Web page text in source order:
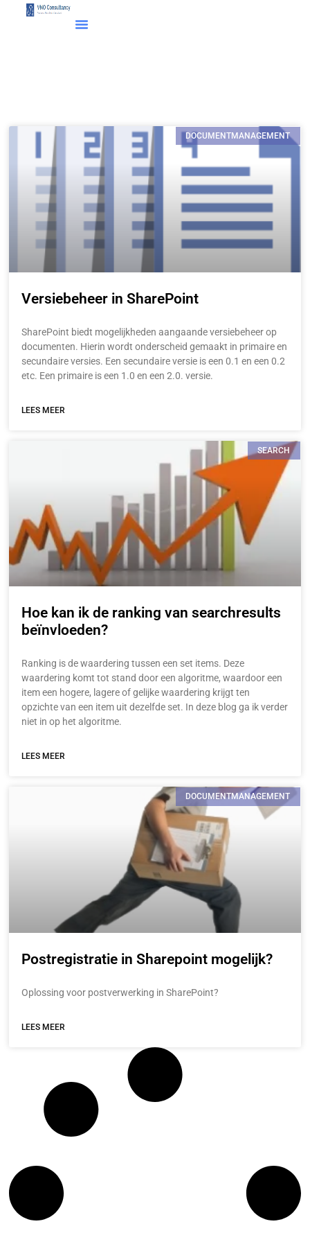
DOCUMENTMANAGEMENT
Versiebeheer in SharePoint
SharePoint biedt mogelijkheden aangaande versiebeheer op
documenten. Hierin wordt onderscheid gemaakt in primaire en
secundaire versies. Een secundaire versie is een 0.1 en een 0.2
etc. Een primaire is een 1.0 en een 2.0. versie.
LEES MEER
SEARCH
Hoe kan ik de ranking van searchresults
beïnvloeden?
Ranking is de waardering tussen een set items. Deze
waardering komt tot stand door een algoritme, waardoor een
item een hogere, lagere of gelijke waardering krijgt ten
opzichte van een item uit dezelfde set. In deze blog ga ik verder
niet in op het algoritme.
LEES MEER
DOCUMENTMANAGEMENT
Postregistratie in Sharepoint mogelijk?
Oplossing voor postverwerking in SharePoint?
LEES MEER